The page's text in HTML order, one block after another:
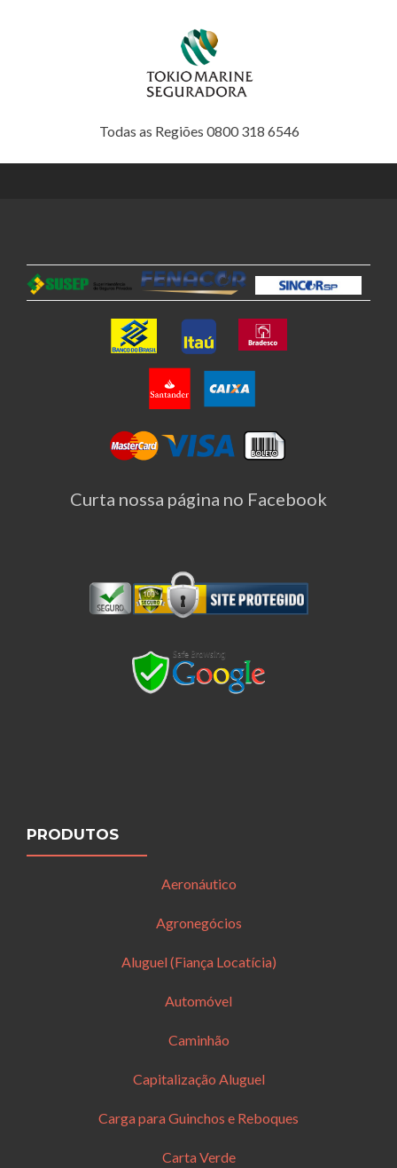
Todas as Regiões 0800 318 6546
Curta nossa página no Facebook
PRODUTOS
Aeronáutico
Agronegócios
Aluguel (Fiança Locatícia)
Automóvel
Caminhão
Capitalização Aluguel
Carga para Guinchos e Reboques
Carta Verde